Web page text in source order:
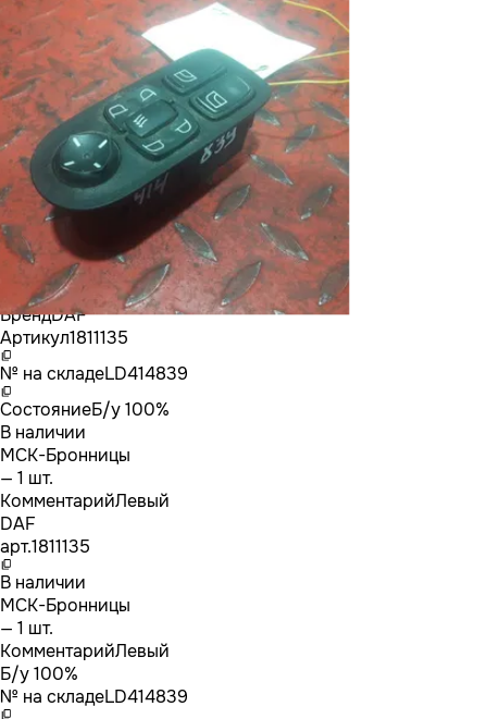
БрендDAF
Артикул1811135
№ на складеLD414839
СостояниеБ/у 100%
В наличии
МСК-Бронницы
— 1 шт.
КомментарийЛевый
DAF
арт.1811135
В наличии
МСК-Бронницы
— 1 шт.
КомментарийЛевый
Б/у 100%
№ на складеLD414839